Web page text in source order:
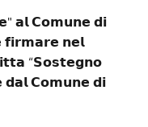
" 𝗮𝗹 𝗖𝗼𝗺𝘂𝗻𝗲 𝗱𝗶
𝗳𝗶𝗿𝗺𝗮𝗿𝗲 𝗻𝗲𝗹
“𝗦𝗼𝘀𝘁𝗲𝗴𝗻𝗼
𝗱𝗮𝗹 𝗖𝗼𝗺𝘂𝗻𝗲 𝗱𝗶